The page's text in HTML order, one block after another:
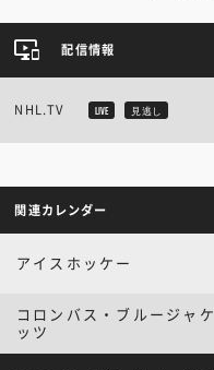
配信情報
NHL.TV LIVE 見逃し
関連カレンダー
アイスホッケー
コロンバス・ブルージャケ
ッツ